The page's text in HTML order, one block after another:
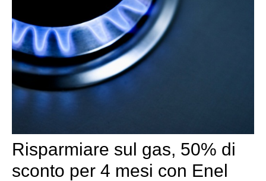
Risparmiare sul gas, 50% di
sconto per 4 mesi con Enel